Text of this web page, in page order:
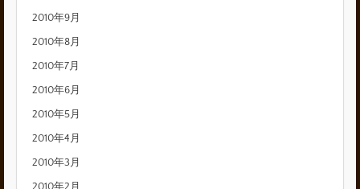
2010年9月
2010年8月
2010年7月
2010年6月
2010年5月
2010年4月
2010年3月
2010年2月